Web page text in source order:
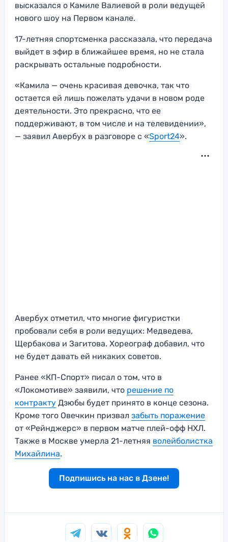
высказался о Камиле Валиевой в роли ведущей
нового шоу на Первом канале.
17-летняя спортсменка рассказала, что передача
выйдет в эфир в ближайшее время, но не стала
раскрывать остальные подробности.
«Камила — очень красивая девочка, так что
остается ей лишь пожелать удачи в новом роде
деятельности. Это прекрасно, что ее
поддерживают, в том числе и на телевидении»,
— заявил Авербух в разговоре с «Sport24».
Авербух отметил, что многие фигуристки
пробовали себя в роли ведущих: Медведева,
Щербакова и Загитова. Хореограф добавил, что
не будет давать ей никаких советов.
Ранее «КП-Спорт» писал о том, что в
«Локомотиве» заявили, что решение по
контракту Дзюбы будет принято в конце сезона.
Кроме того Овечкин призвал забыть поражение
от «Рейнджерс» в первом матче плей-офф НХЛ.
Также в Москве умерла 21-летняя волейболистка
Михайлина.
Подпишись на нас в Дзене!